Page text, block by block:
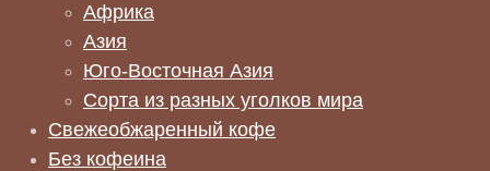
Африка
Азия
Юго-Восточная Азия
Сорта из разных уголков мира
Свежеобжаренный кофе
Без кофеина